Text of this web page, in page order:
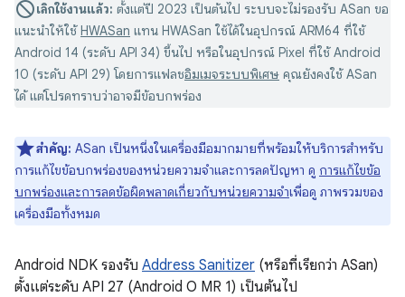
เลิกใช้งานแล้ว: ตั้งแต่ปี 2023 เป็นต้นไป ระบบจะไม่รองรับ ASan ขอ
แนะนำให้ใช้HWASan แทน HWASan ใช้ได้ในอุปกรณ์ ARM64 ที่ใช้
Android 14 (ระดับ API 34) ขึ้นไป หรือในอุปกรณ์ Pixel ที่ใช้ Android
10 (ระดับ API 29) โดยการแฟลชอิมเมจระบบพิเศษ คุณยังคงใช้ ASan
ได้ แต่โปรดทราบว่าอาจมีข้อบกพร่อง
สำคัญ: ASan เป็นหนึ่งในเครื่องมือมากมายที่พร้อมให้บริการสำหรับ
การแก้ไขข้อบกพร่องของหน่วยความจำและการลดปัญหา ดู การแก้ไขข้อ
บกพร่องและการลดข้อผิดพลาดเกี่ยวกับหน่วยความจำเพื่อดู ภาพรวมของ
เครื่องมือทั้งหมด
Android NDK รองรับ Address Sanitizer (หรือที่เรียกว่า ASan)
ตั้งแต่ระดับ API 27 (Android O MR 1) เป็นต้นไป